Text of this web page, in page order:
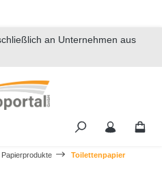
an Unternehmen aus
Papierprodukte Toilettenpapier